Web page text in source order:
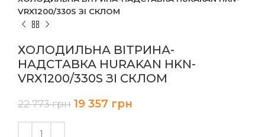
VRX1200/330S ЗІ СКЛОМ
ХОЛОДИЛЬНА ВІТРИНА-
НАДСТАВКА HURAKAN HKN-
VRX1200/330S ЗІ СКЛОМ
22 773грн 19 357 грн